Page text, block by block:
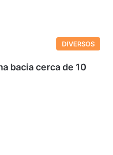
DIVERSOS
bacia cerca de 10